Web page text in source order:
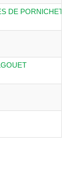
DE PORNICHET